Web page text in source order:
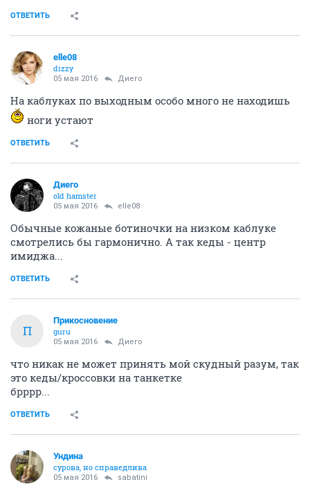
ОТВЕТИТЬ
elle08
dizzy
05 мая 2016 Диего
На каблуках по выходным особо много не находишь
ноги устают
ОТВЕТИТЬ
Диего
old hamster
05 мая 2016 elle08
Обычные кожаные ботиночки на низком каблуке
смотрелись бы гармонично. А так кеды - центр
имиджа...
ОТВЕТИТЬ
П
Прикосновение
guru
05 мая 2016 Диего
что никак не может принять мой скудный разум, так
это кеды/кроссовки на танкетке
брррр...
ОТВЕТИТЬ
Ундинa
сурова, но справедлива
05 мая 2016 sabatini